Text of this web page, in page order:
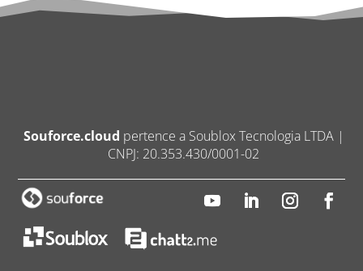
Souforce.cloud pertence a Soublox Tecnologia LTDA |
CNPJ: 20.353.430/0001-02